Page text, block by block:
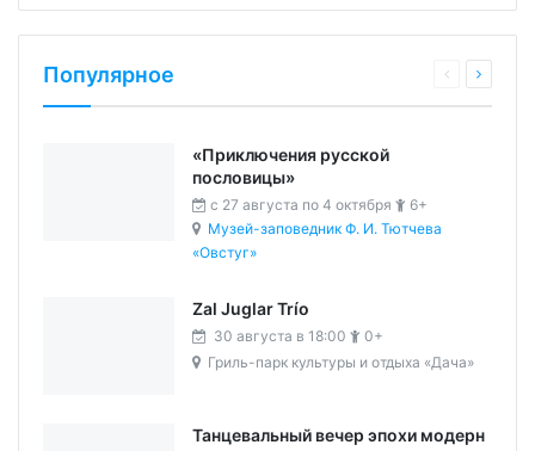
Популярное
«Приключения русской
пословицы»
c 27 августа по 4 октября
6+
Музей-заповедник Ф. И. Тютчева
«Овстуг»
Zal Juglar Trío
30 августа в 18:00
0+
Гриль-парк культуры и отдыха «Дача»
Танцевальный вечер эпохи модерн